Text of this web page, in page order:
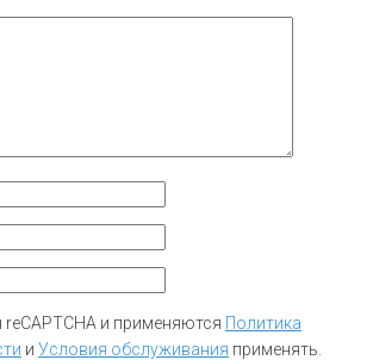
и применяются Политика
и Условия обслуживания применять.